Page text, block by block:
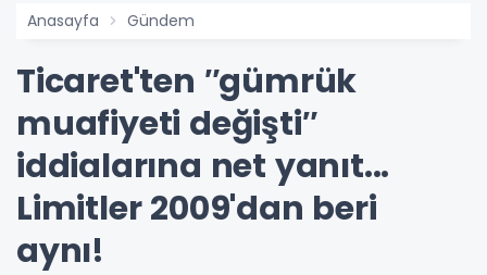
Anasayfa Gündem
Ticaret'ten ″gümrük
muafiyeti değişti″
iddialarına net yanıt...
Limitler 2009'dan beri
aynı!